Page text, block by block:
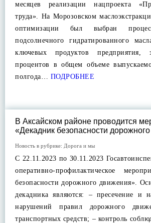
месяцев реализации нацпроекта
труда». На Морозовском
оптимизации был выбран
подсолнечного гидратированного
ключевых продуктов предприятия,
процентов в общем объеме
полгода… ПОДРОБНЕЕ
В Аксайском районе проводится
«Декадник безопасности
Новость в рубрике: Дорога и мы
С 22.11.2023 по 30.11.2023
оперативно-профилактическое
безопасности дорожного движения».
декадника являются: – пресечение и
нарушений правил дорожного
транспортных средств; – контроль